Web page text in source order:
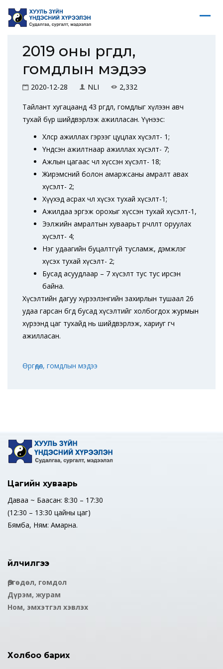
2019 оны өргөдөл,
гомдлын мэдээ
2020-12-28 NLI 2,332
Тайлант хугацаанд 43 өргөдөл, гомдлыг хүлээн авч
тухай бүр шийдвэрлэж ажилласан. Үүнээс:
Хөлсөөр ажиллах гэрээг цуцлах хүсэлт- 1;
Үндсэн ажилтнаар ажиллах хүсэлт- 7;
Ажлын цагаас чөлөө хүссэн хүсэлт- 18;
Жирэмсний болон амаржсаны амралт авах
хүсэлт- 2;
Хүүхэд асрах чөлөө хүсэх тухай хүсэлт-1;
Ажилдаа эргэж орохыг хүссэн тухай хүсэлт-1,
Ээлжийн амралтын хуваарьт өөрчлөлт оруулах
хүсэлт- 4;
Нэг удаагийн буцалтгүй тусламж, дэмжлэг
хүсэх тухай хүсэлт- 2;
Бусад асуудлаар – 7 хүсэлт тус тус ирсэн
байна.
Хүсэлтийн дагуу хүрээлэнгийн захирлын тушаал 26
удаа гарсан бөгөөд бусад хүсэлтийг холбогдох журмын
хүрээнд цаг тухайд нь шийдвэрлэж, хариуг өгч
ажилласан.
Өргөдөл, гомдлын мэдээ
Цагийн хуваарь
Даваа ~ Баасан: 8:30 – 17:30
(12:30 – 13:30 цайны цаг)
Бямба, Ням: Амарна.
Үйлчилгээ
Өргөдөл, гомдол
Дүрэм, журам
Ном, эмхэтгэл хэвлэх
Холбоо барих